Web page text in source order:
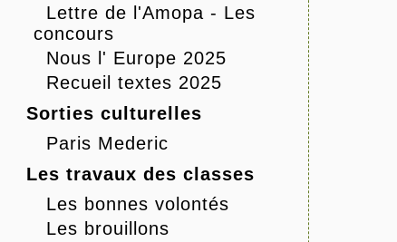
Lettre de l'Amopa - Les
concours
Nous l' Europe 2025
Recueil textes 2025
Sorties culturelles
Paris Mederic
Les travaux des classes
Les bonnes volontés
Les brouillons